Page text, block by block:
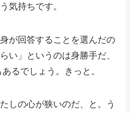
気持ちです。
が回答することを選んだの
い」というのは身勝手だ、
るでしょう。きっと。
しの心が狭いのだ、と。う